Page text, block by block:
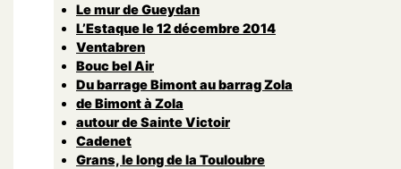
Le mur de Gueydan
L’Estaque le 12 décembre 2014
Ventabren
Bouc bel Air
Du barrage Bimont au barrag Zola
de Bimont à Zola
autour de Sainte Victoir
Cadenet
Grans, le long de la Touloubre